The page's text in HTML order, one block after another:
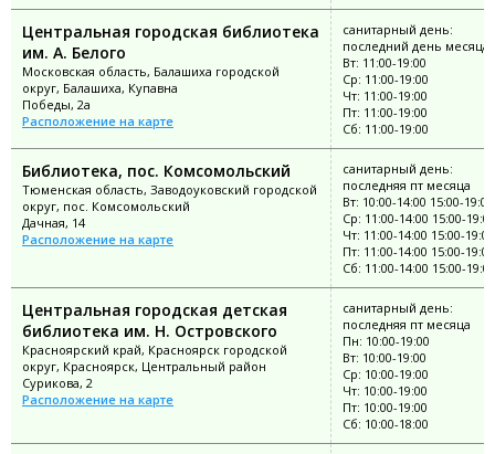
Центральная городская библиотека
им. А. Белого
Московская область, Балашиха городской
округ, Балашиха, Купавна
Победы, 2а
Расположение на карте
санитарный день:
последний день месяца
Вт: 11:00-19:00
Ср: 11:00-19:00
Чт: 11:00-19:00
Пт: 11:00-19:00
Сб: 11:00-19:00
Библиотека, пос. Комсомольский
Тюменская область, Заводоуковский городской
округ, пос. Комсомольский
Дачная, 14
Расположение на карте
санитарный день:
последняя пт месяца
Вт: 10:00-14:00 15:00-19:00
Ср: 11:00-14:00 15:00-19:00
Чт: 11:00-14:00 15:00-19:00
Пт: 11:00-14:00 15:00-19:00
Сб: 11:00-14:00 15:00-19:00
Центральная городская детская
библиотека им. Н. Островского
Красноярский край, Красноярск городской
округ, Красноярск, Центральный район
Сурикова, 2
Расположение на карте
санитарный день:
последняя пт месяца
Пн: 10:00-19:00
Вт: 10:00-19:00
Ср: 10:00-19:00
Чт: 10:00-19:00
Пт: 10:00-19:00
Сб: 10:00-18:00